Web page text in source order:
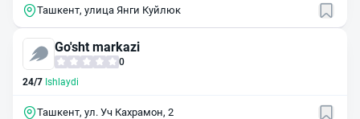
Ташкент, улица Янги Куйлюк
Go'sht markazi
0
24/7 Ishlaydi
Ташкент, ул. Уч Кахрамон, 2